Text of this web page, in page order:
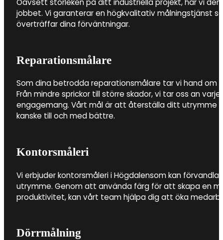
Oavsett storleken på ditt industriella projekt, har vi
jobbet. Vi garanterar en högkvalitativ målningstjänst
överträffar dina förväntningar.
Reparationsmålare
Som dina betrodda reparationsmålare tar vi hand om
Från mindre sprickor till större skador, vi tar oss an
engagemang. Vårt mål är att återställa ditt utrymme
kanske till och med bättre.
Kontorsmåleri
Vi erbjuder kontorsmåleri i Högdalensom kan
utrymme. Genom att använda färg för att skapa en
produktivitet, kan vårt team hjälpa dig att öka
Dörrmålning